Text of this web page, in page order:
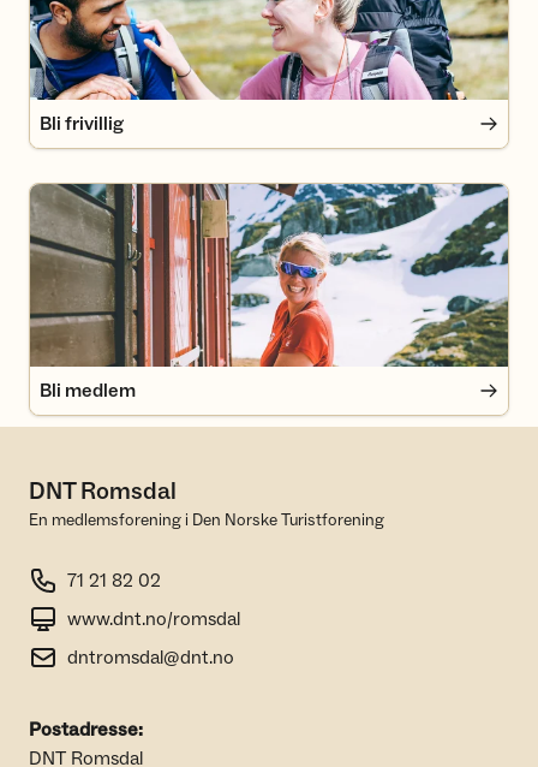
Bli frivillig
Bli medlem
Bli medlem
DNT Romsdal
En medlemsforening i Den Norske Turistforening
71 21 82 02
www.dnt.no/romsdal
dntromsdal@dnt.no
Postadresse:
DNT Romsdal